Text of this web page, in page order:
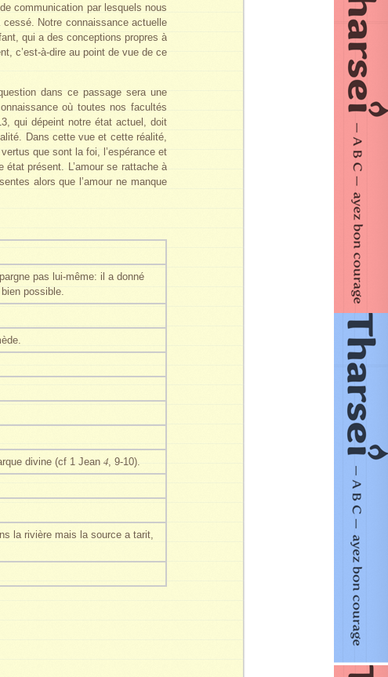
communication par lesquels nous
Notre connaissance actuelle
qui a des conceptions propres à
c’est-à-dire au point de vue de ce
dans ce passage sera une
où toutes nos facultés
qui dépeint notre état actuel, doit
Dans cette vue et cette réalité,
que sont la foi, l’espérance et
présent. L’amour se rattache à
alors que l’amour ne manque
pas lui-même: il a donné
possible.
divine (cf 1 Jean 4 , 9-10).
la rivière mais la source a tarit,